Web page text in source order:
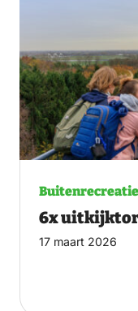
Buitenrecreatie
6x
17 maart 2026